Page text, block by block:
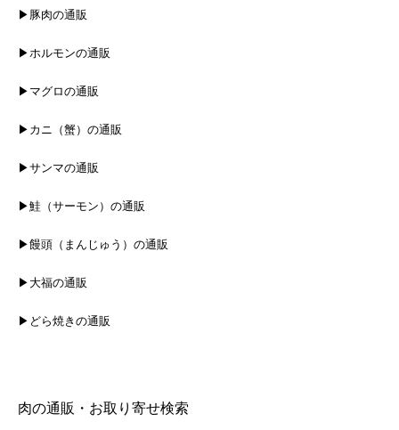
▶豚肉の通販
▶ホルモンの通販
▶マグロの通販
▶カニ（蟹）の通販
▶サンマの通販
▶鮭（サーモン）の通販
▶饅頭（まんじゅう）の通販
▶大福の通販
▶どら焼きの通販
肉の通販・お取り寄せ検索